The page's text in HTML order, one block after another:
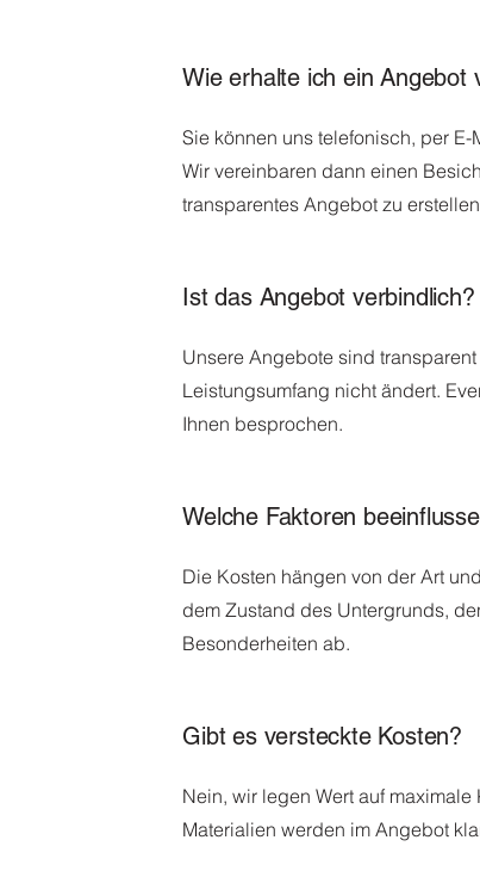
Wie erhalte ich ein Angebot
Sie können uns telefonisch, per
Wir vereinbaren dann einen
transparentes Angebot zu
Ist das Angebot verbindlich?
Unsere Angebote sind
Leistungsumfang nicht ändert.
Ihnen besprochen.
Welche Faktoren
Die Kosten hängen von der Art
dem Zustand des Untergrunds,
Besonderheiten ab.
Gibt es versteckte Kosten?
Nein, wir legen Wert auf
Materialien werden im Angebot